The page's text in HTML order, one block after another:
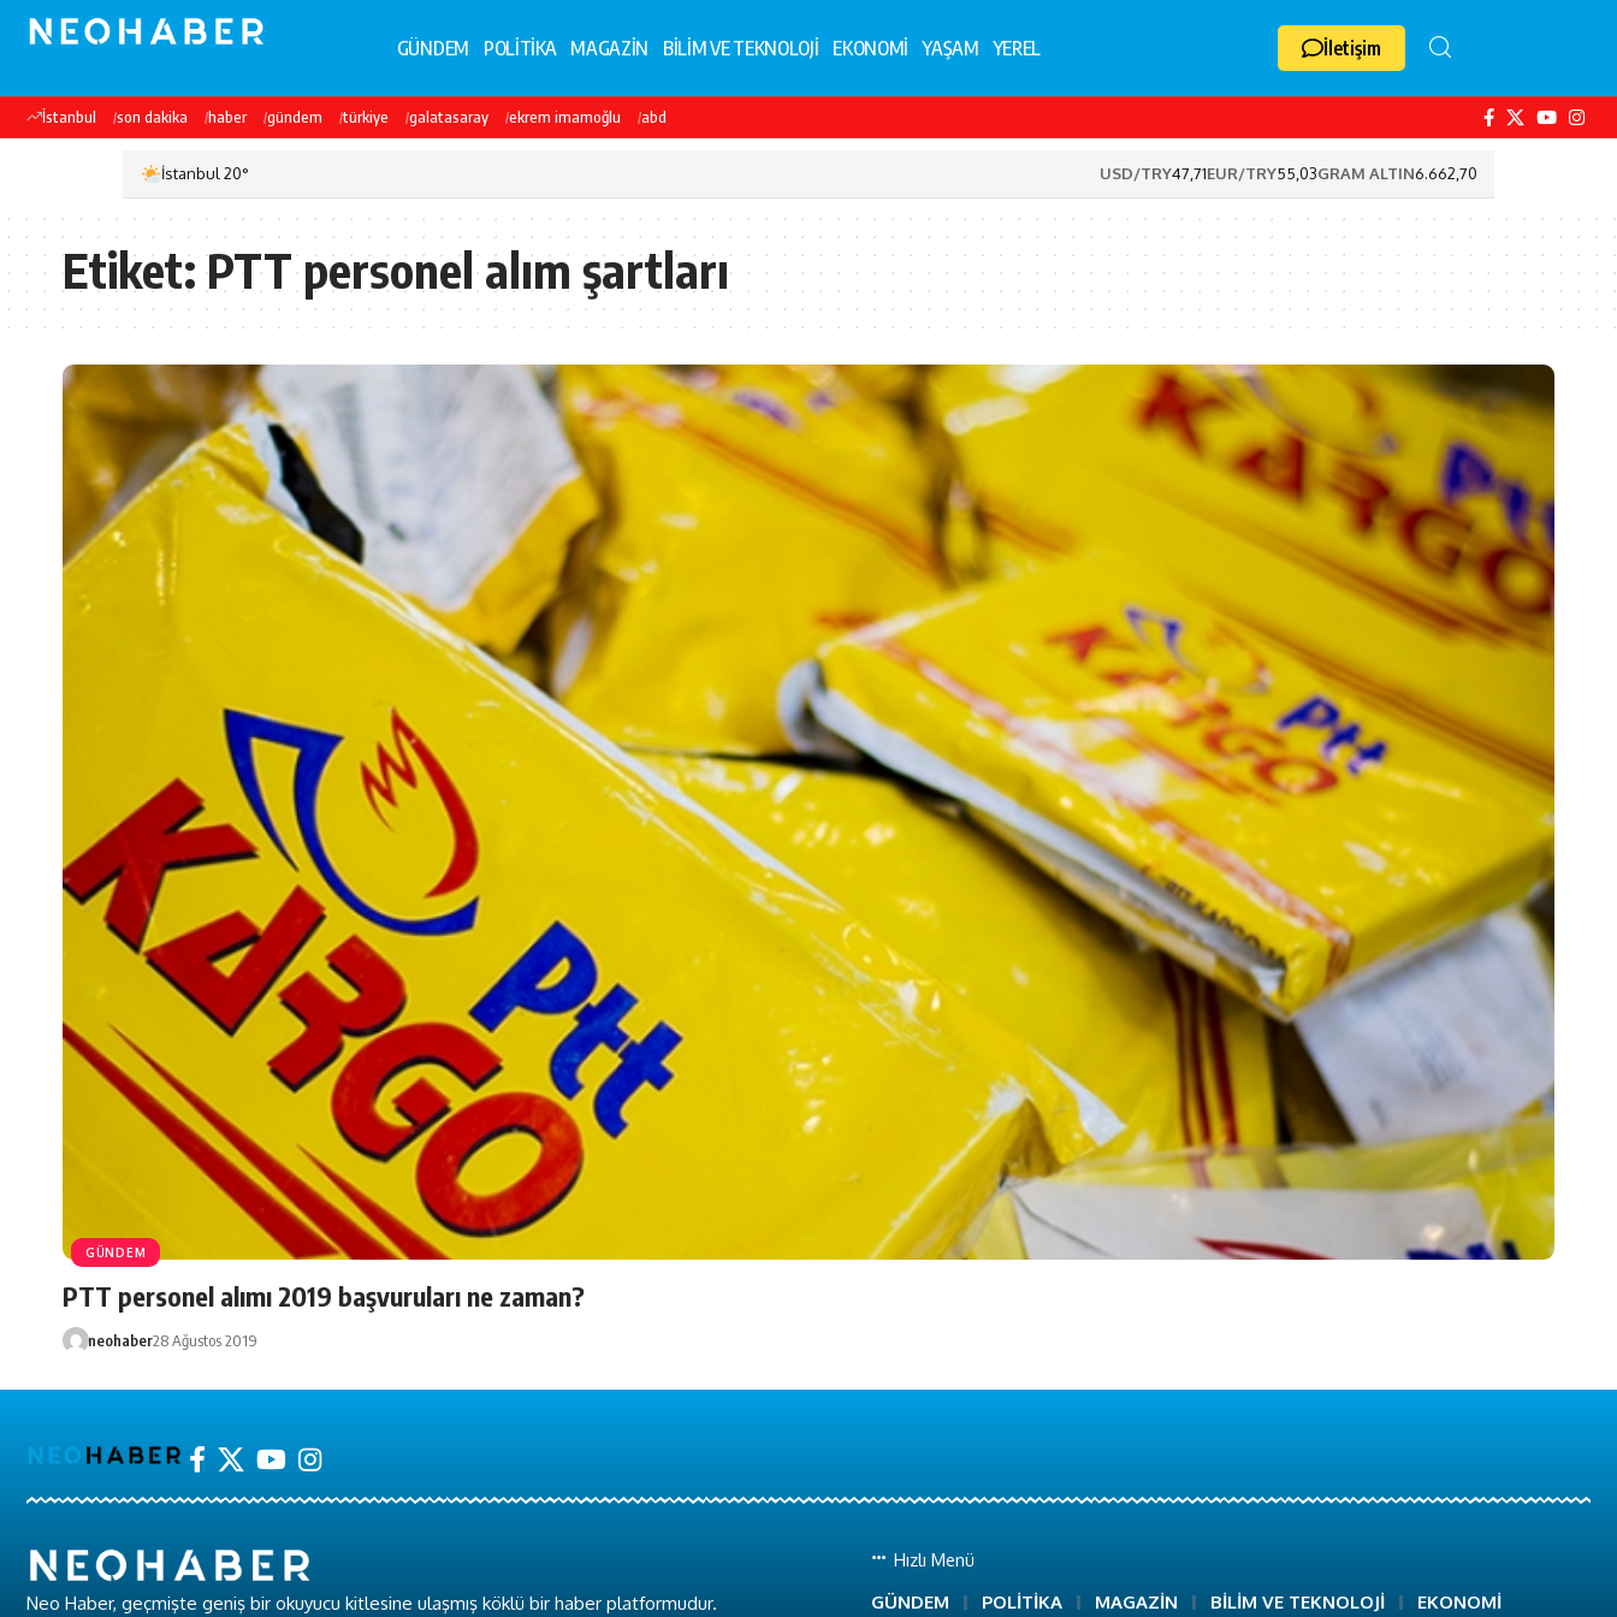
GÜNDEM POLİTİKA MAGAZİN BİLİM VE TEKNOLOJİ EKONOMİ YAŞAM YEREL İletişim
İstanbul son dakika haber gündem türkiye galatasaray ekrem imamoğlu abd
İstanbul 20° USD/TRY47,71EUR/TRY55,03GRAM ALTIN6.662,70
Etiket:PTT personel alım şartları
GÜNDEM
PTT personel alımı 2019 başvuruları ne zaman?
neohaber28 Ağustos 2019
Neo Haber, geçmişte geniş bir okuyucu kitlesine ulaşmış köklü bir haber platformudur.
Hızlı Menü
GÜNDEM POLİTİKA MAGAZİN BİLİM VE TEKNOLOJİ EKONOMİ